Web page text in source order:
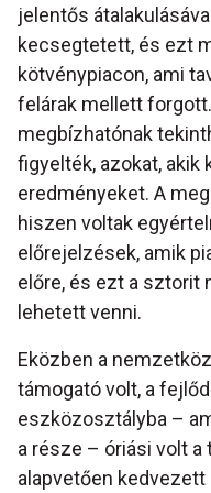
jelentős
kecsegtetett, és ezt
kötvénypiacon, ami
felárak mellett
megbízhatónak
figyelték, azokat, akik
eredményeket. A
hiszen voltak
előrejelzések, amik
előre, és ezt a sztorit
lehetett venni.
Eközben a
támogató volt, a
eszközosztályba –
a része – óriási volt a
alapvetően